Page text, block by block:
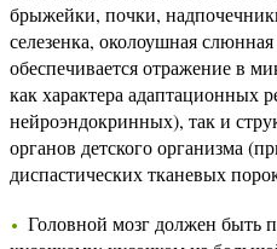
брыжейки, почки,
селезенка, околоушная
обеспечивается отражение в
как характера адаптационных
нейроэндокринных), так и
органов детского организма
диспастических тканевых
Головной мозг должен быть